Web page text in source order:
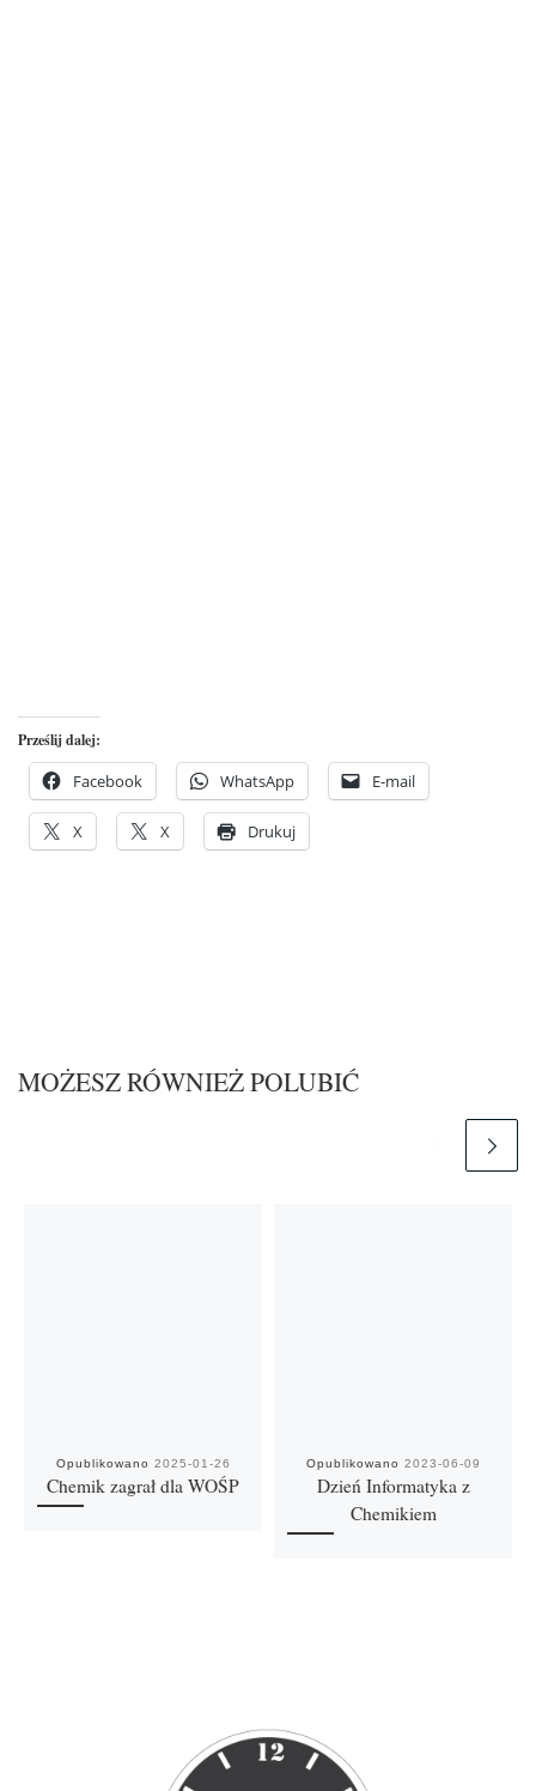
Prześlij dalej:
Facebook WhatsApp E-mail
X X Drukuj
MOŻESZ RÓWNIEŻ POLUBIĆ
Opublikowano 2025-01-26
Chemik zagrał dla WOŚP
Opublikowano 2023-06-09
Dzień Informatyka z
Chemikiem